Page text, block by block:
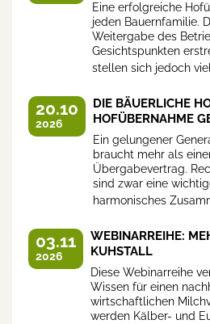
Eine erfolgreiche
jeden Bauernfamilie.
Weitergabe des
Gesichtspunkten
stellen sich jedoch
20.10
2026
DIE BÄUERLICHE
HOFÜBERNAHME
Ein gelungener
braucht mehr als
Übergabevertrag.
sind zwar eine
harmonisches
03.11
2026
WEBINARREIHE:
KUHSTALL
Diese Webinarreihe
Wissen für einen
wirtschaftlichen
werden Kälber- und